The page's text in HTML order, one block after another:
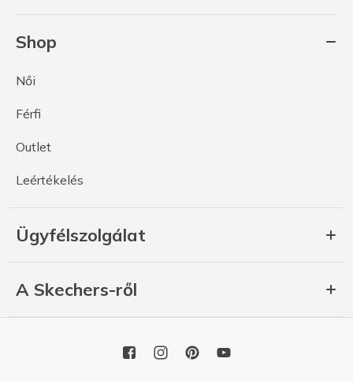
Shop
Női
Férfi
Outlet
Leértékelés
Ügyfélszolgálat
A Skechers-ről